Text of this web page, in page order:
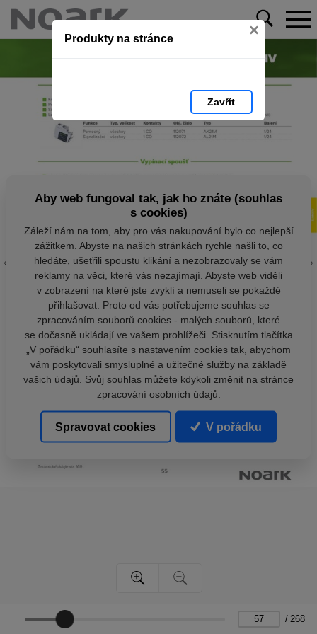
Produkty na stránce ×
Zavřít
/ 268
Aby web fungoval tak, jak ho znáte (souhlas
s cookies)
Záleží nám na tom, aby pro vás nakupování bylo co nejlepší
zážitkem. Abyste na našich stránkách rychle našli to, co
hledáte, ušetřili spoustu klikání a nezobrazovaly se vám
reklamy na věci, které vás nezajímají. Abyste web viděli
v zobrazení na které jste zvyklí a nemuseli se pokaždé
přihlašovat. Proto od vás potřebujeme souhlas se
zpracováním souborů cookies - malých souborů, které
se dočasně ukládají ve vašem prohlížeči. Stisknutím tlačítka
„V pořádku“ souhlasíte s nastavením cookies tak, abychom
vám poskytovali smysluplné a užitečné služby na základě
vašich údajů. Svůj souhlas můžete kdykoli změnit na stránce
zpracování osobních údajů.
Spravovat cookies V pořádku